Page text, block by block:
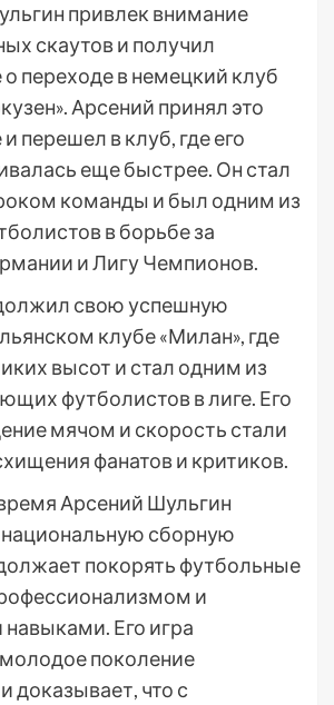
привлек внимание
скаутов и получил
переходе в немецкий клуб
Арсений принял это
перешел в клуб, где его
еще быстрее. Он стал
команды и был одним из
в борьбе за
и Лигу Чемпионов.
свою успешную
клубе «Милан», где
высот и стал одним из
футболистов в лиге. Его
мячом и скорость стали
фанатов и критиков.
Арсений Шульгин
национальную сборную
покорять футбольные
и
Его игра
поколение
доказывает, что с